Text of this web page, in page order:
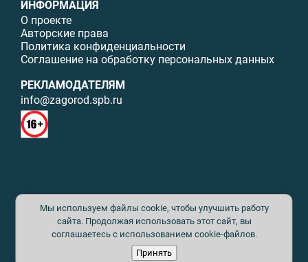
ИНФОРМАЦИЯ
О проекте
Авторские права
Политика конфиденциальности
Соглашение на обработку персональных данных
РЕКЛАМОДАТЕЛЯМ
info@zagorod.spb.ru
© ИП Малыщева Б.Л. Все права защищены. Перепечатка материалов
данного сайта возможна только с письменного разрешения. При
цитировании ссылка на www.zagorod.spb.ru обязательна. Редакция не
несет ответственности за содержание рекламных материалов. Все
рекламируемые товары и услуги имеют необходимые сертификаты и
лицензии. Перепечатка любых материалов без письменного согласия
Мы используем файлы cookie, чтобы улучшить работу
сайта. Продолжая использовать этот сайт, вы
соглашаетесь с использованием cookie-файлов.
Принять